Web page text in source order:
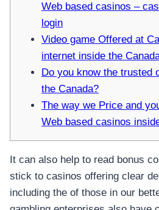
Web based casinos –
login
Video game Offered at
internet inside the
Do you know the trusted
the Canada?
The way we Price and
Web based casinos
It can also help to read bonus
stick to casinos offering clear
including the of those in our